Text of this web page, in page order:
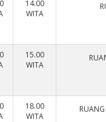
14.00
WITA
15.00
WITA
18.00
WITA